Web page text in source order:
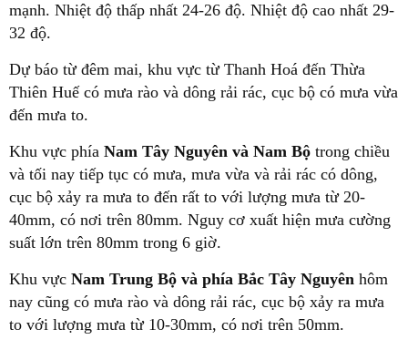
mạnh. Nhiệt độ thấp nhất 24-26 độ. Nhiệt độ cao nhất 29-
32 độ.
Dự báo từ đêm mai, khu vực từ Thanh Hoá đến Thừa
Thiên Huế có mưa rào và dông rải rác, cục bộ có mưa vừa
đến mưa to.
Khu vực phía Nam Tây Nguyên và Nam Bộ trong chiều
và tối nay tiếp tục có mưa, mưa vừa và rải rác có dông,
cục bộ xảy ra mưa to đến rất to với lượng mưa từ 20-
40mm, có nơi trên 80mm. Nguy cơ xuất hiện mưa cường
suất lớn trên 80mm trong 6 giờ.
Khu vực Nam Trung Bộ và phía Bắc Tây Nguyên hôm
nay cũng có mưa rào và dông rải rác, cục bộ xảy ra mưa
to với lượng mưa từ 10-30mm, có nơi trên 50mm.